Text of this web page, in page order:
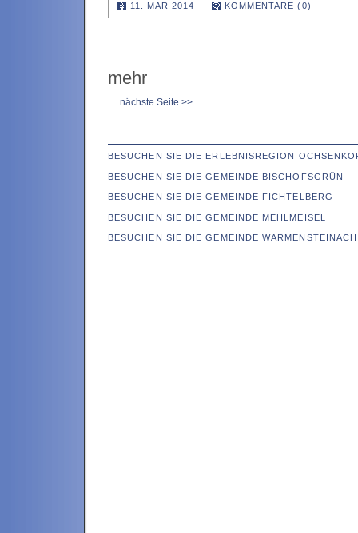
11. MAR 2014
KOMMENTARE (0)
mehr
nächste Seite >>
BESUCHEN SIE DIE ERLEBNISREGION
BESUCHEN SIE DIE GEMEINDE BISCHOFSGRÜN
BESUCHEN SIE DIE GEMEINDE FICHTELBERG
BESUCHEN SIE DIE GEMEINDE MEHLMEISEL
BESUCHEN SIE DIE GEMEINDE WARMENSTEINACH